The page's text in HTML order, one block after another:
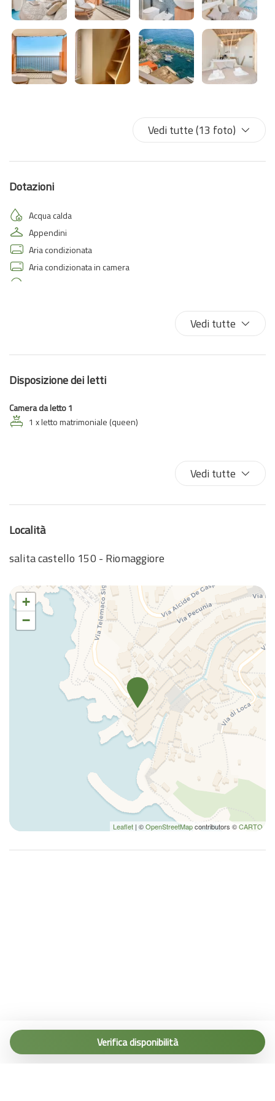
ATTENZIONE la scala per arrivare alla zona notte è sicuramente
ripida quindi la camera è adatta solo a persone in buono stato di
salute e mobilità.
Vedi tutte (13 foto)
Dotazioni
Acqua calda
Appendini
Aria condizionata
Aria condizionata in camera
Letto matrimoniale
Phon
TV
Vista sul golfo
Vedi tutte
Disposizione dei letti
Camera da letto 1
1 x letto matrimoniale (queen)
Vedi tutte
Località
salita castello 150 - Riomaggiore
+
−
Leaflet | ©OpenStreetMapcontributors ©CARTO
Verifica disponibilità
Tel. (+39) 0187 1560067
info@terremarine.it
Scrivici su WhatsApp